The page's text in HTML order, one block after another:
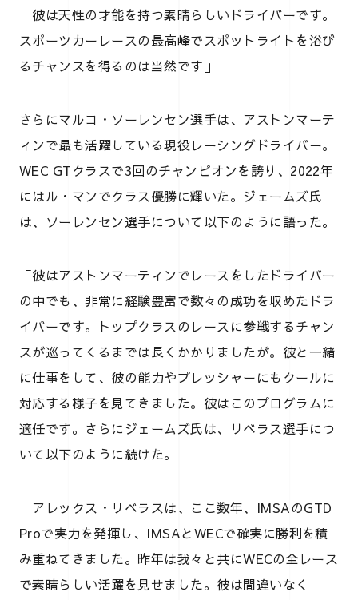
「彼は天性の才能を持つ素晴らしいドライバーです。
スポーツカーレースの最高峰でスポットライトを浴び
るチャンスを得るのは当然です」
さらにマルコ・ソーレンセン選手は、アストンマーテ
ィンで最も活躍している現役レーシングドライバー。
WEC GTクラスで3回のチャンピオンを誇り、2022年
にはル・マンでクラス優勝に輝いた。ジェームズ氏
は、ソーレンセン選手について以下のように語った。
「彼はアストンマーティンでレースをしたドライバー
の中でも、非常に経験豊富で数々の成功を収めたドラ
イバーです。トップクラスのレースに参戦するチャン
スが巡ってくるまでは長くかかりましたが。彼と一緒
に仕事をして、彼の能力やプレッシャーにもクールに
対応する様子を見てきました。彼はこのプログラムに
適任です。さらにジェームズ氏は、リベラス選手につ
いて以下のように続けた。
「アレックス・リベラスは、ここ数年、IMSAのGTD
Proで実力を発揮し、IMSAとWECで確実に勝利を積
み重ねてきました。昨年は我々と共にWECの全レース
で素晴らしい活躍を見せました。彼は間違いなく